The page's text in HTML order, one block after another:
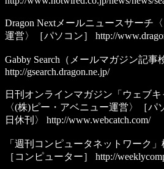
Dragon Nextメールニュースサーチ
運営〉［パソコン］
http://
Gabby Search（メールマガジン記事
http://gsearch.dragon.ne.jp/
日刊オンラインマガジン「ウェブ
〈(株)ピー・アベニュー運営〉［パ
日休刊〉
http://www.webcatch.com/
「週刊コンピュータネットワーク」
［コンピューター］
http://